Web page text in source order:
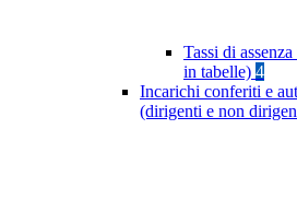
Tassi di
in tabelle) 4
Incarichi conferiti e
(dirigenti e non